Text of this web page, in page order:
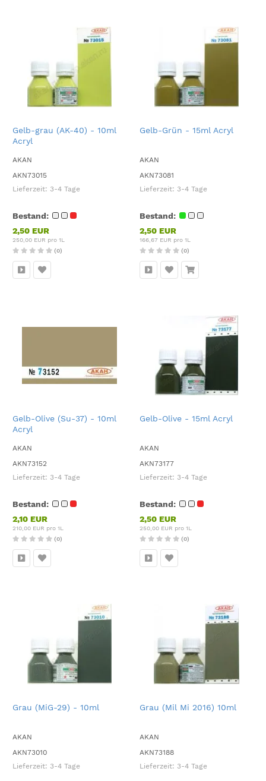
Gelb-grau (AK-40) - 10ml
Acryl
AKAN
AKN73015
Lieferzeit: 3-4 Tage
Bestand:
2,50 EUR
250,00 EUR pro 1L
(0)
Gelb-Grün - 15ml Acryl
AKAN
AKN73081
Lieferzeit: 3-4 Tage
Bestand:
2,50 EUR
166,67 EUR pro 1L
(0)
Gelb-Olive (Su-37) - 10ml
Acryl
AKAN
AKN73152
Lieferzeit: 3-4 Tage
Bestand:
2,10 EUR
210,00 EUR pro 1L
(0)
Gelb-Olive - 15ml Acryl
AKAN
AKN73177
Lieferzeit: 3-4 Tage
Bestand:
2,50 EUR
250,00 EUR pro 1L
(0)
Grau (MiG-29) - 10ml
AKAN
AKN73010
Lieferzeit: 3-4 Tage
Grau (Mil Mi 2016) 10ml
AKAN
AKN73188
Lieferzeit: 3-4 Tage